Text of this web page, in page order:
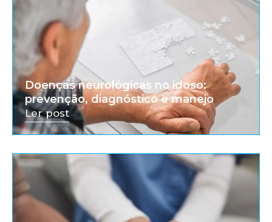
Doenças neurológicas no idoso:
prevenção, diagnóstico e manejo
Ler post